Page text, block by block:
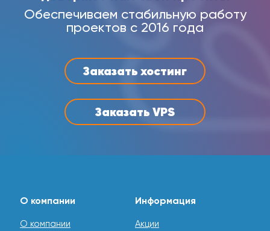
проекта на одном из крупнейших рынков мира.
Заказать хостинг
Заказать VPS
Обеспечиваем стабильную работу
проектов с 2016 года
О компании
О компании
Информация
Акции